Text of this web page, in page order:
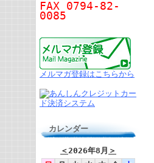
FAX 0794-82-
0085
メルマガ登録はこちらから
カレンダー
＜2026年8月 ＞